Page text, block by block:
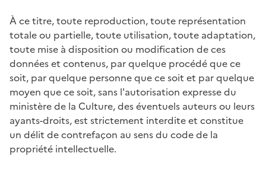
À ce titre, toute reproduction, toute représentation
totale ou partielle, toute utilisation, toute adaptation,
toute mise à disposition ou modification de ces
données et contenus, par quelque procédé que ce
soit, par quelque personne que ce soit et par quelque
moyen que ce soit, sans l'autorisation expresse du
ministère de la Culture, des éventuels auteurs ou leurs
ayants-droits, est strictement interdite et constitue
un délit de contrefaçon au sens du code de la
propriété intellectuelle.